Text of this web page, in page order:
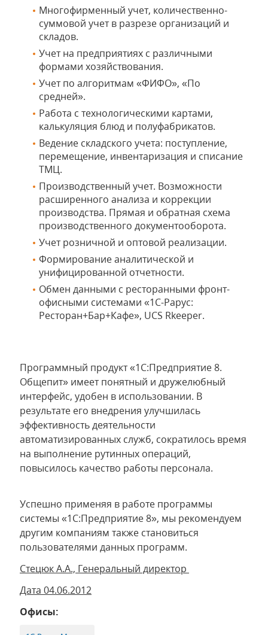
Многофирменный учет, количественно-
суммовой учет в разрезе организаций и
складов.
Учет на предприятиях с различными
формами хозяйствования.
Учет по алгоритмам «ФИФО», «По
средней».
Работа с технологическими картами,
калькуляция блюд и полуфабрикатов.
Ведение складского учета: поступление,
перемещение, инвентаризация и списание
ТМЦ.
Производственный учет. Возможности
расширенного анализа и коррекции
производства. Прямая и обратная схема
производственного документооборота.
Учет розничной и оптовой реализации.
Формирование аналитической и
унифицированной отчетности.
Обмен данными с ресторанными фронт-
офисными системами «1С-Рарус:
Ресторан+Бар+Кафе», UCS Rkeeper.
Программный продукт «1С:Предприятие 8.
Общепит» имеет понятный и дружелюбный
интерфейс, удобен в использовании. В
результате его внедрения улучшилась
эффективность деятельности
автоматизированных служб, сократилось время
на выполнение рутинных операций,
повысилось качество работы персонала.
Успешно применяя в работе программы
системы «1С:Предприятие 8», мы рекомендуем
другим компаниям также становиться
пользователями данных программ.
Стецюк А.А., Генеральный директор
Дата 04.06.2012
Офисы: